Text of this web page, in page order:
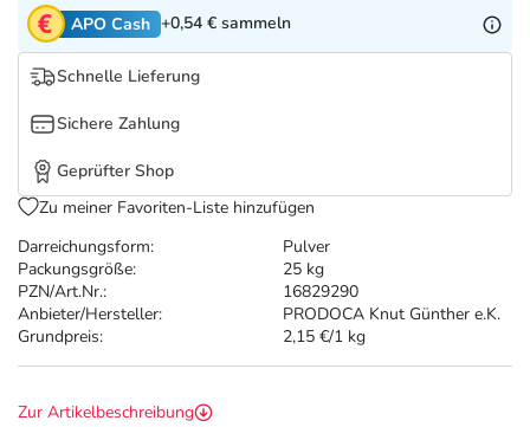
Tierapotheke
Vitamine & Mineralstoffe
Marken
Salus Deals
Darreichungsform:
Pulver
Packungsgröße:
25 kg
PZN/Art.Nr.:
16829290
Anbieter/Hersteller:
PRODOCA Knut Günther e.K.
Grundpreis:
2,15 €/1 kg
APO Cash +0,54 € sammeln
Schnelle Lieferung
Sichere Zahlung
Geprüfter Shop
Zu meiner Favoriten-Liste hinzufügen
Zur Artikelbeschreibung